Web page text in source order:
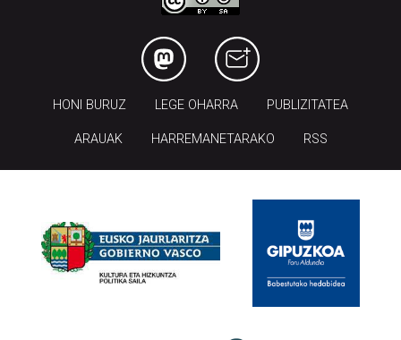
HONI BURUZ LEGE OHARRA PUBLIZITATEA
ARAUAK HARREMANETARAKO RSS